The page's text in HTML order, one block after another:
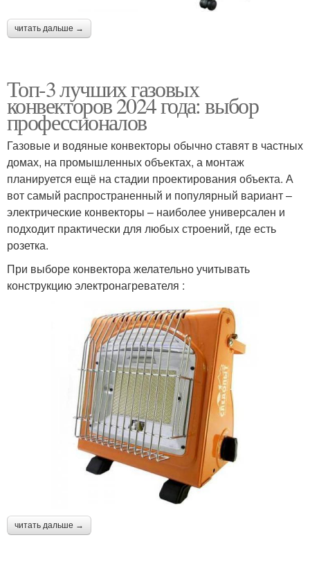
читать дальше →
Топ-3 лучших газовых
конвекторов 2024 года: выбор
профессионалов
Газовые и водяные конвекторы обычно ставят в частных
домах, на промышленных объектах, а монтаж
планируется ещё на стадии проектирования объекта. А
вот самый распространенный и популярный вариант –
электрические конвекторы – наиболее универсален и
подходит практически для любых строений, где есть
розетка.
При выборе конвектора желательно учитывать
конструкцию электронагревателя :
читать дальше →